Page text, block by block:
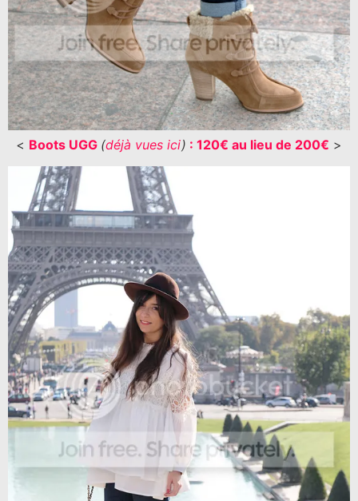
< Boots UGG (déjà vues ici) : 120€ au lieu de 200€ >